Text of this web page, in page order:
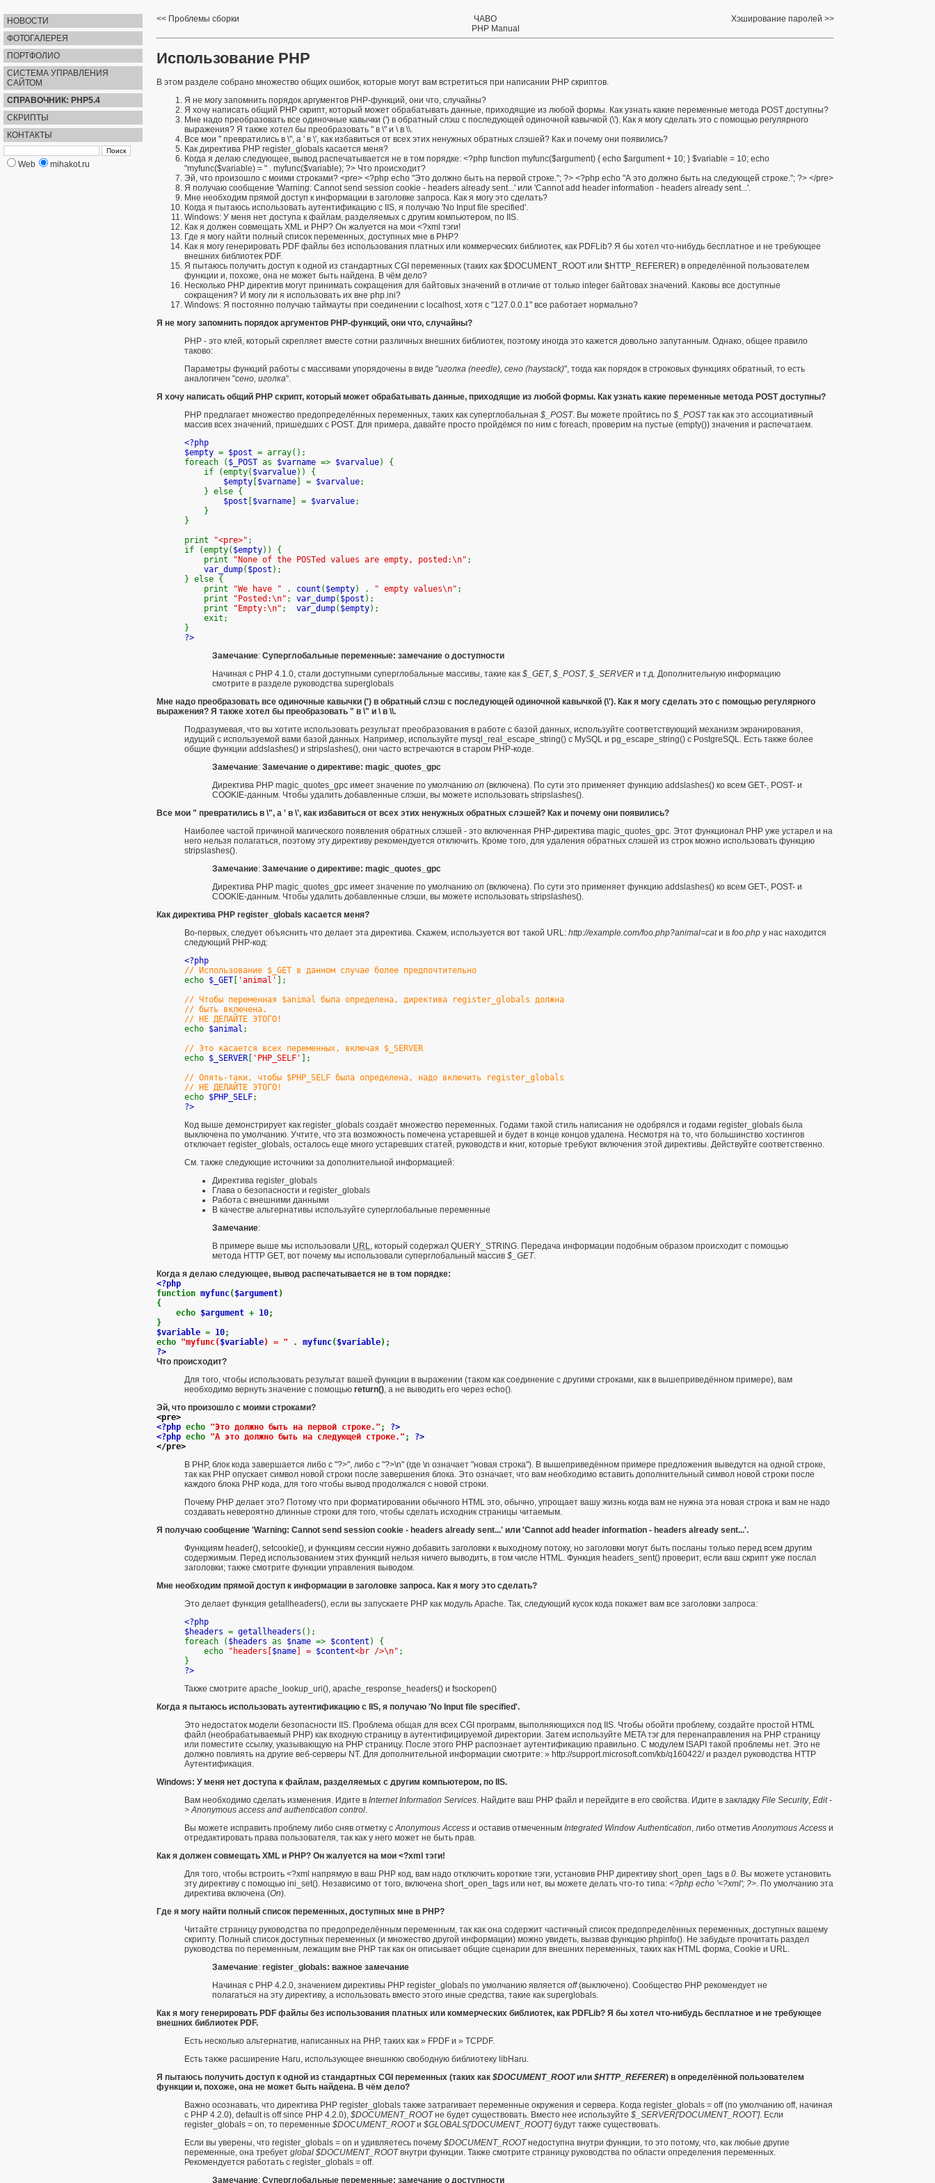
НОВОСТИ
ФОТОГАЛЕРЕЯ
ПОРТФОЛИО
СИСТЕМА УПРАВЛЕНИЯ
САЙТОМ
СПРАВОЧНИК: PHP5.4
СКРИПТЫ
КОНТАКТЫ
Web mihakot.ru
Проблемы сборки Хэширование паролей
ЧАВО
PHP Manual
Использование PHP
В этом разделе собрано множество общих ошибок, которые могут вам встретиться при написании PHP скриптов.
Я не могу запомнить порядок аргументов PHP-функций, они что, случайны?
Я хочу написать общий PHP скрипт, который может обрабатывать данные, приходящие из любой формы. Как узнать какие переменные метода POST доступны?
Мне надо преобразовать все одиночные кавычки (') в обратный слэш с последующей одиночной кавычкой (\'). Как я могу сделать это с помощью регулярного
выражения? Я также хотел бы преобразовать " в \" и \ в \\.
Все мои " превратились в \", а ' в \', как избавиться от всех этих ненужных обратных слэшей? Как и почему они появились?
Как директива PHP register_globals касается меня?
Когда я делаю следующее, вывод распечатывается не в том порядке: <?php function myfunc($argument) { echo $argument + 10; } $variable = 10; echo
"myfunc($variable) = " . myfunc($variable); ?> Что происходит?
Эй, что произошло с моими строками? <pre> <?php echo "Это должно быть на первой строке."; ?> <?php echo "А это должно быть на следующей строке."; ?> </pre>
Я получаю сообщение 'Warning: Cannot send session cookie - headers already sent...' или 'Cannot add header information - headers already sent...'.
Мне необходим прямой доступ к информации в заголовке запроса. Как я могу это сделать?
Когда я пытаюсь использовать аутентификацию с IIS, я получаю 'No Input file specified'.
Windows: У меня нет доступа к файлам, разделяемых с другим компьютером, по IIS.
Как я должен совмещать XML и PHP? Он жалуется на мои <?xml тэги!
Где я могу найти полный список переменных, доступных мне в PHP?
Как я могу генерировать PDF файлы без использования платных или коммерческих библиотек, как PDFLib? Я бы хотел что-нибудь бесплатное и не требующее
внешних библиотек PDF.
Я пытаюсь получить доступ к одной из стандартных CGI переменных (таких как $DOCUMENT_ROOT или $HTTP_REFERER) в определённой пользователем
функции и, похоже, она не может быть найдена. В чём дело?
Несколько PHP директив могут принимать сокращения для байтовых значений в отличие от только integer байтовах значений. Каковы все доступные
сокращения? И могу ли я использовать их вне php.ini?
Windows: Я постоянно получаю таймауты при соединении с localhost, хотя с "127.0.0.1" все работает нормально?
Я не могу запомнить порядок аргументов PHP-функций, они что, случайны?
PHP - это клей, который скрепляет вместе сотни различных внешних библиотек, поэтому иногда это кажется довольно запутанным. Однако, общее правило
таково:
Параметры функций работы с массивами упорядочены в виде "иголка (needle), сено (haystack)", тогда как порядок в строковых функциях обратный, то есть
аналогичен "сено, иголка".
Я хочу написать общий PHP скрипт, который может обрабатывать данные, приходящие из любой формы. Как узнать какие переменные метода POST доступны?
PHP предлагает множество предопределённых переменных, таких как суперглобальная $_POST. Вы можете пройтись по $_POSTтак как это ассоциативный
массив всех значений, пришедших с POST. Для примера, давайте просто пройдёмся по ним с foreach, проверим на пустые (empty()) значения и распечатаем.
<?php
$empty = $post = array();
foreach ( $_POST as $varname => $varvalue) {
if (empty( $varvalue)) {
$empty $varname ] = $varvalue;
} else {
$post
$varname ] = $varvalue;
}
}
print
"<pre>" ;
if (empty( $empty)) {
print
"None of the POSTed values are empty, posted:\n" ;
var_dump( $post );
} else {
print
"We have " . count ( $empty) . " empty values\n" ;
print
"Posted:\n" ; var_dump( $post );
print
"Empty:\n" ; var_dump( $empty);
exit;
}
?>
Замечание: Суперглобальные переменные: замечание о доступности
Начиная с PHP 4.1.0, стали доступными суперглобальные массивы, такие как $_GET, $_POST, $_SERVER и т.д. Дополнительную информацию
смотрите в разделе руководства superglobals
Мне надо преобразовать все одиночные кавычки (') в обратный слэш с последующей одиночной кавычкой (\'). Как я могу сделать это с помощью регулярного
выражения? Я также хотел бы преобразовать " в \" и \ в \\.
Подразумевая, что вы хотите использовать результат преобразования в работе с базой данных, используйте соответствующий механизм экранирования,
идущий с используемой вами базой данных. Например, используйте mysql_real_escape_string() с MySQL и pg_escape_string() с PostgreSQL. Есть также более
общие функции addslashes() и stripslashes(), они часто встречаются в старом PHP-коде.
Замечание: Замечание о директиве: magic_quotes_gpc
Директива PHP magic_quotes_gpc имеет значение по умолчанию on (включена). По сути это применяет функцию addslashes() ко всем GET-, POST- и
COOKIE-данным. Чтобы удалить добавленные слэши, вы можете использовать stripslashes().
Все мои " превратились в \", а ' в \', как избавиться от всех этих ненужных обратных слэшей? Как и почему они появились?
Наиболее частой причиной магического появления обратных слэшей - это включенная PHP-директива magic_quotes_gpc. Этот функционал PHP уже устарел и на
него нельзя полагаться, поэтому эту директиву рекомендуется отключить. Кроме того, для удаления обратных слэшей из строк можно использовать функцию
stripslashes().
Замечание: Замечание о директиве: magic_quotes_gpc
Директива PHP magic_quotes_gpc имеет значение по умолчанию on (включена). По сути это применяет функцию addslashes() ко всем GET-, POST- и
COOKIE-данным. Чтобы удалить добавленные слэши, вы можете использовать stripslashes().
Как директива PHP register_globals касается меня?
Во-первых, следует объяснить что делает эта директива. Скажем, используется вот такой URL: http://example.com/foo.php?animal=catи в foo.php у нас находится
следующий PHP-код:
<?php
// Использование $_GET в данном случае более предпочтительно
echo $_GET 'animal'
];
// Чтобы переменная $animal была определена, директива register_globals должна
// быть включена.
// НЕ ДЕЛАЙТЕ ЭТОГО!
echo $animal ;
// Это касается всех переменных, включая $_SERVER
echo $_SERVER 'PHP_SELF'
];
// Опять-таки, чтобы $PHP_SELF была определена, надо включить register_globals
// НЕ ДЕЛАЙТЕ ЭТОГО!
echo $PHP_SELF;
?>
Код выше демонстрирует как register_globals создаёт множество переменных. Годами такой стиль написания не одобрялся и годами register_globals была
выключена по умолчанию. Учтите, что эта возможность помечена устаревшей и будет в конце концов удалена. Несмотря на то, что большинство хостингов
отключает register_globals, осталось еще много устаревших статей, руководств и книг, которые требуют включения этой директивы. Действуйте соответственно.
См. также следующие источники за дополнительной информацией:
Директива register_globals
Глава о безопасности и register_globals
Работа с внешними данными
В качестве альтернативы используйте суперглобальные переменные
Замечание:
В примере выше мы использовали URL, который содержал QUERY_STRING. Передача информации подобным образом происходит с помощью
метода HTTP GET, вот почему мы использовали суперглобальный массив $_GET.
Когда я делаю следующее, вывод распечатывается не в том порядке:
<?php
function myfunc( $argument)
{
echo $argument + 10;
}
$variable = 10;
echo "myfunc( $variable) = " . myfunc( $variable);
?>
Что происходит?
Для того, чтобы использовать результат вашей функции в выражении (таком как соединение с другими строками, как в вышеприведённом примере), вам
необходимо вернуть значение с помощью return(), а не выводить его через echo().
Эй, что произошло с моими строками?
<pre>
<?php echo "Это должно быть на первой строке." ; ?>
<?php echo "А это должно быть на следующей строке." ; ?>
</pre>
В PHP, блок кода завершается либо с "?>", либо с "?>\n" (где \n означает "новая строка"). В вышеприведённом примере предложения выведутся на одной строке,
так как PHP опускает символ новой строки после завершения блока. Это означает, что вам необходимо вставить дополнительный символ новой строки после
каждого блока PHP кода, для того чтобы вывод продолжался с новой строки.
Почему PHP делает это? Потому что при форматировании обычного HTML это, обычно, упрощает вашу жизнь когда вам не нужна эта новая строка и вам не надо
создавать невероятно длинные строки для того, чтобы сделать исходник страницы читаемым.
Я получаю сообщение 'Warning: Cannot send session cookie - headers already sent...' или 'Cannot add header information - headers already sent...'.
Функциям header(), setcookie(), и функциям сессии нужно добавить заголовки к выходному потоку, но заголовки могут быть посланы только перед всем другим
содержимым. Перед использованием этих функций нельзя ничего выводить, в том числе HTML. Функция headers_sent() проверит, если ваш скрипт уже послал
заголовки; также смотрите функции управления выводом.
Мне необходим прямой доступ к информации в заголовке запроса. Как я могу это сделать?
Это делает функция getallheaders(), если вы запускаете PHP как модуль Apache. Так, следующий кусок кода покажет вам все заголовки запроса:
<?php
$headers = getallheaders ();
foreach ( $headers as $name => $content ) {
echo
"headers[ $name ] = $content<br />\n" ;
}
?>
Также смотрите apache_lookup_uri(), apache_response_headers() и fsockopen()
Когда я пытаюсь использовать аутентификацию с IIS, я получаю 'No Input file specified'.
Это недостаток модели безопасности IIS. Проблема общая для всех CGI программ, выполняющихся под IIS. Чтобы обойти проблему, создайте простой HTML
файл (необрабатываемый PHP) как входную страницу в аутентифицируемой директории. Затем используйте META тэг для перенаправления на PHP страницу
или поместите ссылку, указывающую на PHP страницу. После этого PHP распознает аутентификацию правильно. С модулем ISAPI такой проблемы нет. Это не
должно повлиять на другие веб-серверы NT. Для дополнительной информации смотрите: » http://support.microsoft.com/kb/q160422/и раздел руководства HTTP
Аутентификация.
Windows: У меня нет доступа к файлам, разделяемых с другим компьютером, по IIS.
Вам необходимо сделать изменения. Идите в Internet Information Services. Найдите ваш PHP файл и перейдите в его свойства. Идите в закладку File Security, Edit -
> Anonymous access and authentication control.
Вы можете исправить проблему либо сняв отметку сAnonymous Access и оставив отмеченным Integrated Window Authentication, либо отметивAnonymous Access и
отредактировать права пользователя, так как у него может не быть прав.
Как я должен совмещать XML и PHP? Он жалуется на мои <?xml тэги!
Для того, чтобы встроить <?xml напрямую в ваш PHP код, вам надо отключить короткие тэги, установив PHP директиву short_open_tags в 0. Вы можете установить
эту директиву с помощью ini_set(). Независимо от того, включена short_open_tags или нет, вы можете делать что-то типа: <?php echo '<?xml'; ?>. По умолчанию эта
директива включена (On).
Где я могу найти полный список переменных, доступных мне в PHP?
Читайте страницу руководства по предопределённым переменным, так как она содержит частичный список предопределённых переменных, доступных вашему
скрипту. Полный список доступных переменных (и множество другой информации) можно увидеть, вызвав функцию phpinfo(). Не забудьте прочитать раздел
руководства по переменным, лежащим вне PHP так как он описывает общие сценарии для внешних переменных, таких как HTML форма, Cookie и URL.
Замечание: register_globals: важное замечание
Начиная с PHP 4.2.0, значением директивы PHP register_globals по умолчанию является off(выключено). Сообщество PHP рекомендует не
полагаться на эту директиву, а использовать вместо этого иные средства, такие как superglobals.
Как я могу генерировать PDF файлы без использования платных или коммерческих библиотек, как PDFLib? Я бы хотел что-нибудь бесплатное и не требующее
внешних библиотек PDF.
Есть несколько альтернатив, написанных на PHP, таких как » FPDF и » TCPDF.
Есть также расширение Haru, использующее внешнюю свободную библиотеку libHaru.
Я пытаюсь получить доступ к одной из стандартных CGI переменных (таких как $DOCUMENT_ROOTили $HTTP_REFERER) в определённой пользователем
функции и, похоже, она не может быть найдена. В чём дело?
Важно осознавать, что директива PHP register_globals также затрагивает переменные окружения и сервера. Когда register_globals = off (по умолчанию off, начиная
с PHP 4.2.0), default is off since PHP 4.2.0), $DOCUMENT_ROOTне будет существовать. Вместо нее используйте $_SERVER['DOCUMENT_ROOT']. Если
register_globals = on, то переменные $DOCUMENT_ROOTи $GLOBALS['DOCUMENT_ROOT']будут также существовать.
Если вы уверены, что register_globals = on и удивляетесь почему $DOCUMENT_ROOTнедоступна внутри функции, то это потому, что, как любые другие
переменные, она требует global $DOCUMENT_ROOTвнутри функции. Также смотрите страницу руководства по области определения переменных.
Рекомендуется работать с register_globals = off.
Замечание: Суперглобальные переменные: замечание о доступности